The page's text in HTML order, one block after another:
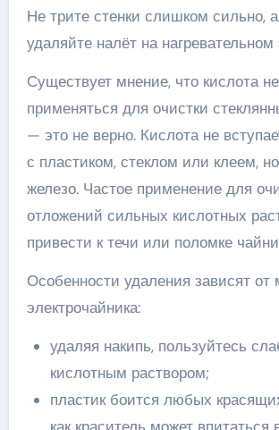
Не трите стенки слишком сильно,
удаляйте налёт на
Существует мнение, что кислота
применяться для очистки
— это не верно. Кислота не
с пластиком, стеклом или клеем,
железо. Частое применение для
отложений сильных кислотных
привести к течи или поломке
Особенности удаления зависят от
электрочайника:
удаляя накипь, пользуйтесь
кислотным раствором;
пластик боится любых